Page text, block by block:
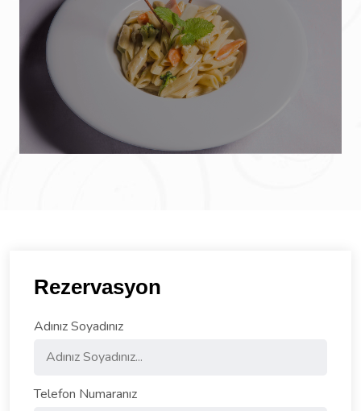
Rezervasyon
Adınız Soyadınız
Telefon Numaranız